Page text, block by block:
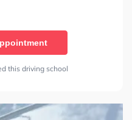
this driving school